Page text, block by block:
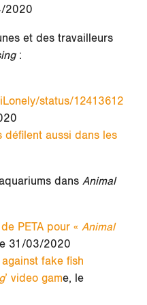
2020
et des travailleurs
:
status/12413612
défilent aussi dans les
dans Animal
PETA pour « Animal
31/03/2020
fake fish
’ video game, le